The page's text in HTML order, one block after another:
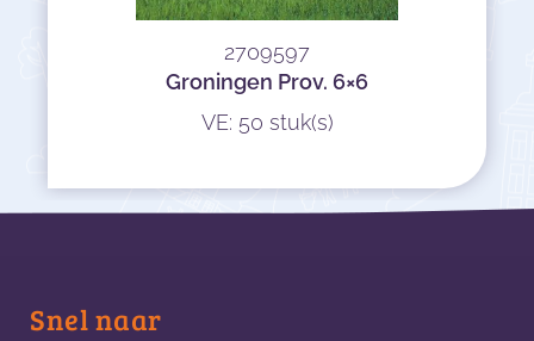
2709597
Groningen Prov. 6×6
VE: 50 stuk(s)
Snel naar